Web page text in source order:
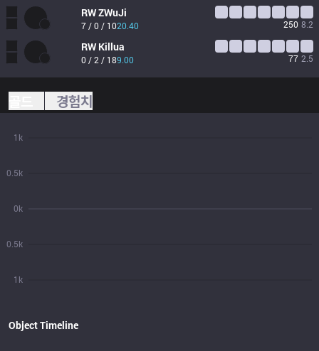
RWZWuJi
7 / 0 / 1020.40 250 8.2
RW Killua
0 / 2 / 189.00 77 2.5
경험치
1k
0.5k
0k
0.5k
1k
Object Timeline